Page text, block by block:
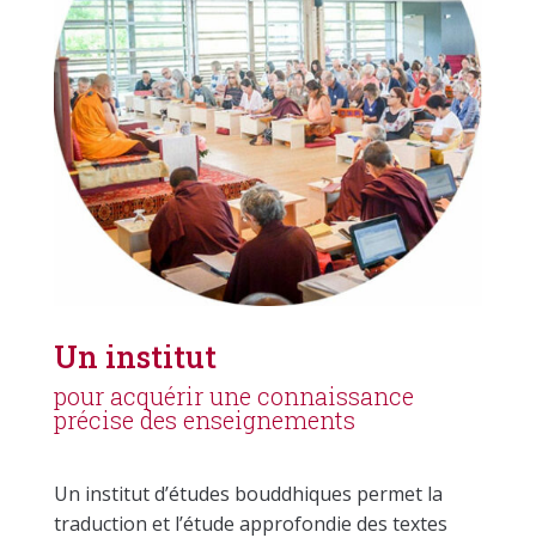
Un institut
pour acquérir une connaissance
précise des enseignements
Un institut d’études bouddhiques permet la
traduction et l’étude approfondie des textes